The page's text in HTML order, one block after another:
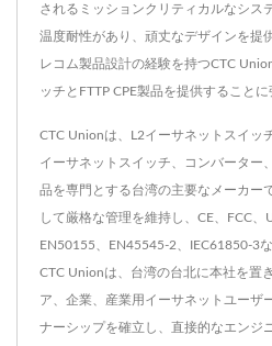
されるミッションクリティカルなシス
温度耐性があり、頑丈なデザインを提
レコム製品設計の経験を持つCTC
ッチとFTTP CPE製品を提供すること
CTC Unionは、L2イーサネットスイッ
イーサネットスイッチ、コンバーター
品を専門とする台湾の主要なメーカー
して厳格な管理を維持し、CE、FCC、
EN50155、EN45545-2、IEC61850-3
CTC Unionは、台湾の台北に本社を置
ア、企業、産業用イーサネットユーザ
ナーシップを確立し、直接的なエンジ